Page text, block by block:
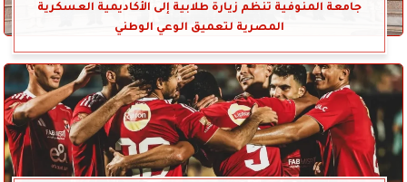
جامعة المنوفية تنظم زيارة طلابية إلى الأكاديمية العسكرية
المصرية لتعميق الوعي الوطني